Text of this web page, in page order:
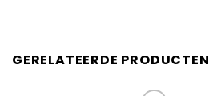
GERELATEERDE PRODUCTEN